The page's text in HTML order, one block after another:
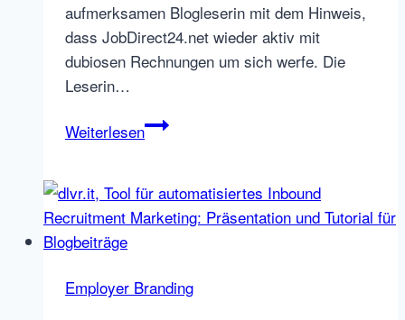
aufmerksamen Blogleserin mit dem Hinweis,
dass JobDirect24.net wieder aktiv mit
dubiosen Rechnungen um sich werfe. Die
Leserin…
WeiterlesenJobDirect24.net
Rechnungen
mit
Employer Branding